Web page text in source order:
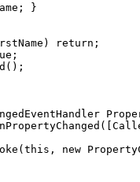
}
return;
new